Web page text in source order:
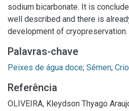
sodium bicarbonate. It is
well described and there is
development of cryopreservation.
Palavras-chave
Peixes de água doce; Sêmen;
Referência
OLIVEIRA, Kleydson Thyago